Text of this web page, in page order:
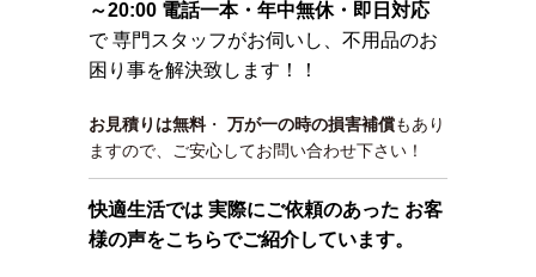
～20:00 電話一本・年中無休・即日対応
で 専門スタッフがお伺いし、不用品のお
困り事を解決致します！！
お見積りは無料・ 万が一の時の損害補償もあり
ますので、ご安心してお問い合わせ下さい！
快適生活では 実際にご依頼のあった お客
様の声をこちらでご紹介しています。